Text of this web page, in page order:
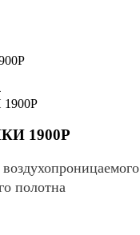
1900Р
полотна